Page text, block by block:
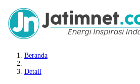
Beranda
Detail